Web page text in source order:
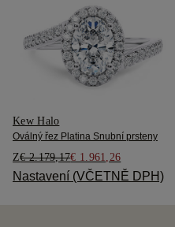
Kew Halo
Oválný řez Platina Snubní prsteny
Z€ 2.179,17€ 1.961,26
Nastavení (VČETNĚ DPH)